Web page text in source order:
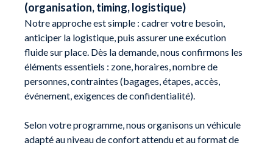
(organisation, timing, logistique)
Notre approche est simple : cadrer votre besoin,
anticiper la logistique, puis assurer une exécution
fluide sur place. Dès la demande, nous confirmons les
éléments essentiels : zone, horaires, nombre de
personnes, contraintes (bagages, étapes, accès,
événement, exigences de confidentialité).
Selon votre programme, nous organisons un véhicule
adapté au niveau de confort attendu et au format de